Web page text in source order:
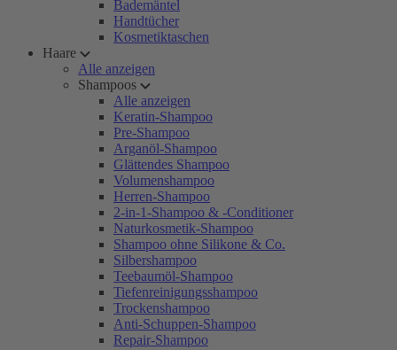
Bademäntel
Handtücher
Kosmetiktaschen
Haare
Alle anzeigen
Shampoos
Alle anzeigen
Keratin-Shampoo
Pre-Shampoo
Arganöl-Shampoo
Glättendes Shampoo
Volumenshampoo
Herren-Shampoo
2-in-1-Shampoo & -Conditioner
Naturkosmetik-Shampoo
Shampoo ohne Silikone & Co.
Silbershampoo
Teebaumöl-Shampoo
Tiefenreinigungsshampoo
Trockenshampoo
Anti-Schuppen-Shampoo
Repair-Shampoo